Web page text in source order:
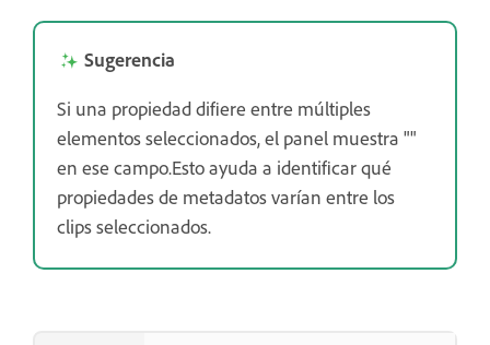
Sugerencia
Si una propiedad difiere entre múltiples
elementos seleccionados, el panel muestra ""
en ese campo.Esto ayuda a identificar qué
propiedades de metadatos varían entre los
clips seleccionados.